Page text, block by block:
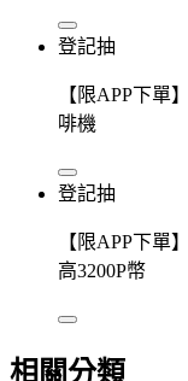
登記抽
【限APP下單
啡機
登記抽
【限APP下單
高3200P幣
相關分類